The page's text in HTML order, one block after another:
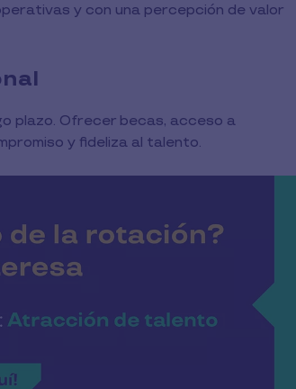
y con una percepción de valor
plazo. Ofrecer becas, acceso a
y fideliza al talento.